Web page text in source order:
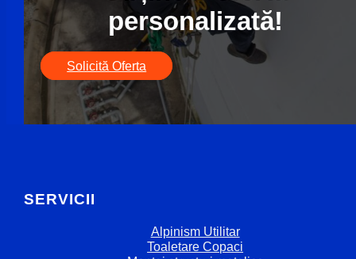
personalizată!
Solicită Oferta
SERVICII
Alpinism Utilitar
Toaletare Copaci